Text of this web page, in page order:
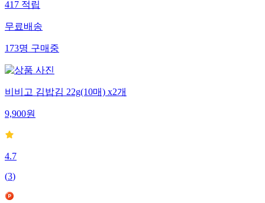
417적립
무료배송
173명구매중
비비고 김밥김 22g(10매) x2개
9,900원
4.7
(3)